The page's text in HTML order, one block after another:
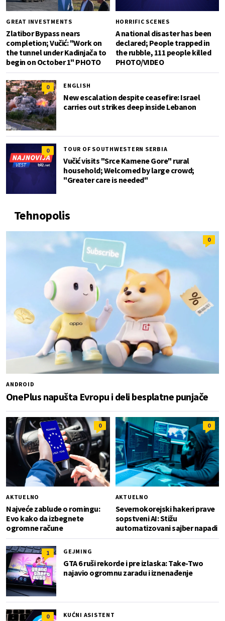
GREAT INVESTMENTS
Zlatibor Bypass nears
completion; Vučić: "Work on
the tunnel under Kadinjača to
begin on October 1" PHOTO
HORRIFIC SCENES
A national disaster has been
declared; People trapped in
the rubble, 111 people killed
PHOTO/VIDEO
0 ENGLISH
New escalation despite ceasefire: Israel
carries out strikes deep inside Lebanon
0 TOUR OF SOUTHWESTERN SERBIA
Vučić visits "Srce Kamene Gore" rural
household; Welcomed by large crowd;
"Greater care is needed"
Tehnopolis
0
ANDROID
OnePlus napušta Evropu i deli besplatne punjače
0
AKTUELNO
Najveće zablude o romingu:
Evo kako da izbegnete
ogromne račune
0
AKTUELNO
Severnokorejski hakeri prave
sopstveni AI: Stižu
automatizovani sajber napadi
1 GEJMING
GTA 6 ruši rekorde i pre izlaska: Take-Two
najavio ogromnu zaradu i iznenađenje
0 KUĆNI ASISTENT